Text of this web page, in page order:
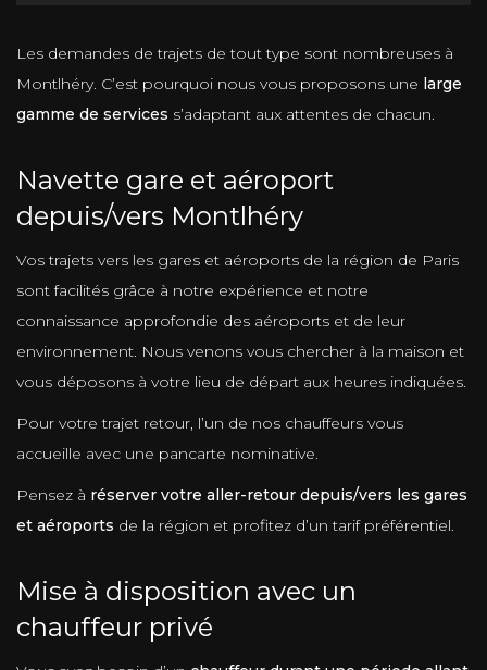
Les demandes de trajets de tout type sont nombreuses à
Montlhéry. C’est pourquoi nous vous proposons une large
gamme de services s’adaptant aux attentes de chacun.
Navette gare et aéroport
depuis/vers Montlhéry
Vos trajets vers les gares et aéroports de la région de Paris
sont facilités grâce à notre expérience et notre
connaissance approfondie des aéroports et de leur
environnement. Nous venons vous chercher à la maison et
vous déposons à votre lieu de départ aux heures indiquées.
Pour votre trajet retour, l’un de nos chauffeurs vous
accueille avec une pancarte nominative.
Pensez à réserver votre aller-retour depuis/vers les gares
et aéroports de la région et profitez d’un tarif préférentiel.
Mise à disposition avec un
chauffeur privé